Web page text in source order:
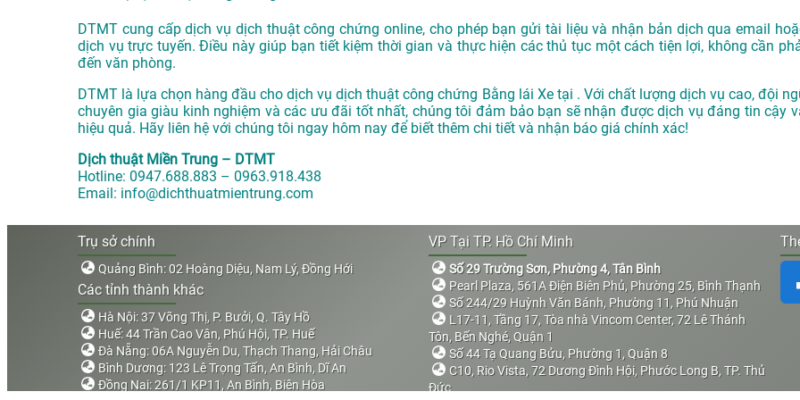
DTMT cung cấp dịch vụ dịch thuật công chứng online, cho phép bạn gửi tài liệu và nhận bản dịch qua email
dịch vụ trực tuyến. Điều này giúp bạn tiết kiệm thời gian và thực hiện các thủ tục một cách tiện lợi, không cần
đến văn phòng.
DTMT là lựa chọn hàng đầu cho dịch vụ dịch thuật công chứng Bằng lái Xe tại . Với chất lượng dịch vụ cao, đội
chuyên gia giàu kinh nghiệm và các ưu đãi tốt nhất, chúng tôi đảm bảo bạn sẽ nhận được dịch vụ đáng tin cậy
hiệu quả. Hãy liên hệ với chúng tôi ngay hôm nay để biết thêm chi tiết và nhận báo giá chính xác!
Dịch thuật Miền Trung – DTMT
Hotline: 0947.688.883 – 0963.918.438
Email: info@dichthuatmientrung.com
Trụ sở chính
Quảng Bình: 02 Hoàng Diệu, Nam Lý, Đồng Hới
Các tỉnh thành khác
Hà Nội: 37 Võng Thị, P. Bưởi, Q. Tây Hồ
Huế: 44 Trần Cao Vân, Phú Hội, TP. Huế
Đà Nẵng: 06A Nguyễn Du, Thạch Thang, Hải Châu
Bình Dương: 123 Lê Trọng Tấn, An Bình, Dĩ An
Đồng Nai: 261/1 KP11, An Bình, Biên Hòa
VP Tại TP. Hồ Chí Minh
Số 29 Trường Sơn, Phường 4, Tân Bình
Pearl Plaza, 561A Điện Biên Phủ, Phường 25, Bình Thạnh
Số 244/29 Huỳnh Văn Bánh, Phường 11, Phú Nhuận
L17-11, Tầng 17, Tòa nhà Vincom Center, 72 Lê Thánh
Tôn, Bến Nghé, Quận 1
Số 44 Tạ Quang Bửu, Phường 1, Quận 8
C10, Rio Vista, 72 Dương Đình Hội, Phước Long B, TP. Thủ
Đức